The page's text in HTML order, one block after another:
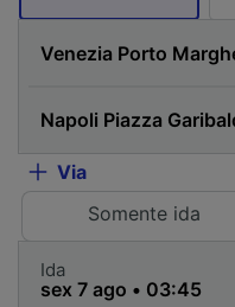
Via
Somente ida
Ida